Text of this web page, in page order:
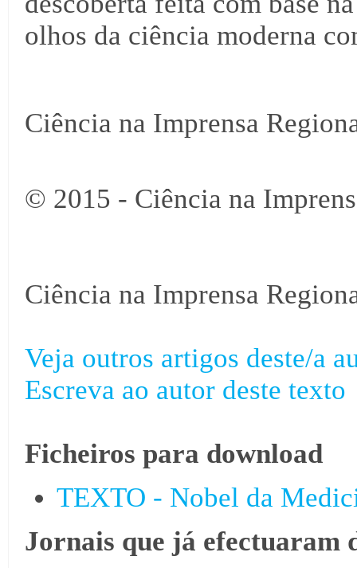
olhos da ciência moderna
Ciência na Imprensa
© 2015 - Ciência na
Ciência na Imprensa
Veja outros artigos deste/a
Escreva ao autor deste texto
Ficheiros para download
TEXTO - Nobel da
Jornais que já efectuaram